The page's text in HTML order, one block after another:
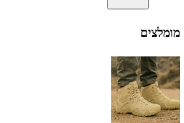
מומלצים